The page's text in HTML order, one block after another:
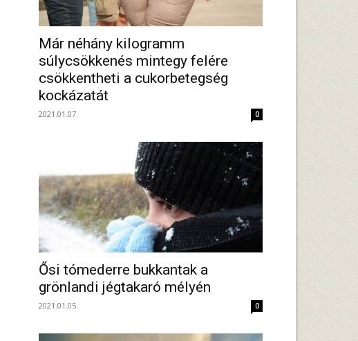
Már néhány kilogramm
súlycsökkenés mintegy felére
csökkentheti a cukorbetegség
kockázatát
2021.01.07. 0
Ősi tómederre bukkantak a
grönlandi jégtakaró mélyén
2021.01.05. 0